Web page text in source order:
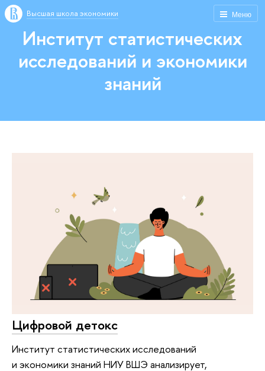
Меню
Высшая школа экономики
Институт статистических
исследований и экономики
знаний
Цифровой детокс
Институт статистических исследований
и экономики знаний НИУ ВШЭ анализирует,